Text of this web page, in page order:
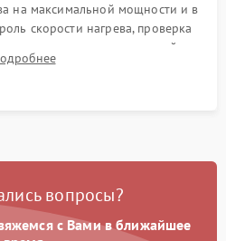
на максимальной мощности и в
скорости нагрева, проверка
при достижении заданной
отсутствие утечек тока.
вопросы?
с Вами в ближайшее